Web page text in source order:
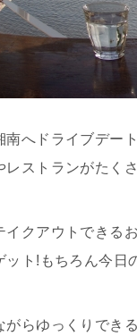
南へドライブデー
ストランがたく
イクアウトできる
ト!もちろん今日
がらゆっくりでき